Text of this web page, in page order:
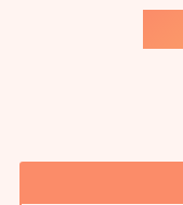
は当院へ。シミ
トックス、ダー
ス、ヒアルロン